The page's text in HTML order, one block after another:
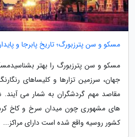
مسکو و سن پترزبورگ؛ تاریخ پابرجا و پایدار
مسکو و سن پترزبورگ را بهتر
جهان، سرزمین تزارها و کلیساهای
مقاصد مهم گردشگران به شمار می آیند.
های مشهوری چون میدان سرخ و کاخ
کشور روسیه واقع شده است دارای مراکز...